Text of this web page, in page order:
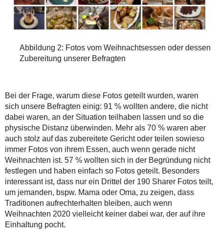
Abbildung 2: Fotos vom Weihnachtsessen oder dessen
Zubereitung unserer Befragten
Bei der Frage, warum diese Fotos geteilt wurden, waren
sich unsere Befragten einig: 91 % wollten andere, die nicht
dabei waren, an der Situation teilhaben lassen und so die
physische Distanz überwinden. Mehr als 70 % waren aber
auch stolz auf das zubereitete Gericht oder teilen sowieso
immer Fotos von ihrem Essen, auch wenn gerade nicht
Weihnachten ist. 57 % wollten sich in der Begründung nicht
festlegen und haben einfach so Fotos geteilt. Besonders
interessant ist, dass nur ein Drittel der 190 Sharer Fotos teilt,
um jemanden, bspw. Mama oder Oma, zu zeigen, dass
Traditionen aufrechterhalten bleiben, auch wenn
Weihnachten 2020 vielleicht keiner dabei war, der auf ihre
Einhaltung pocht.